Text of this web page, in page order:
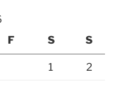
F S S
1 2